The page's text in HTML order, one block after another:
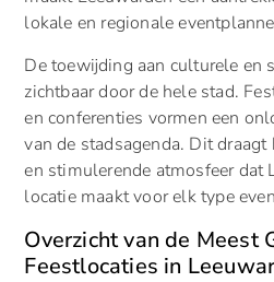
lokale en regionale
De toewijding aan culturele en
zichtbaar door de hele stad.
en conferenties vormen een
van de stadsagenda. Dit
en stimulerende atmosfeer dat
locatie maakt voor elk type
Overzicht van de Meest
Feestlocaties in